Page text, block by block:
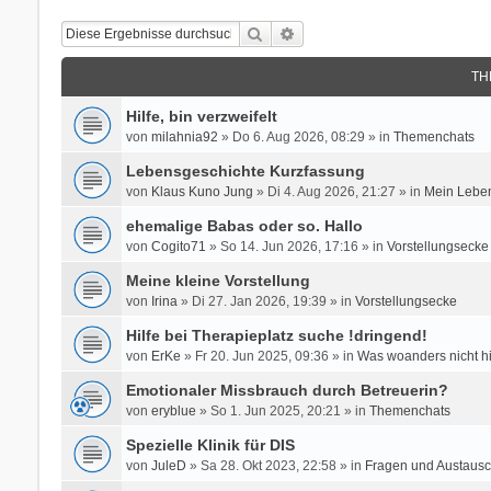
Suche
Hilfe, bin verzweifelt
von milahnia92 » Do 6. Aug 2026, 08:29 » in Themenchats
Lebensgeschichte Kurzfassung
von Klaus Kuno Jung » Di 4. Aug 2026, 21:27 » in Mein
ehemalige Babas oder so. Hallo
von Cogito71 » So 14. Jun 2026, 17:16 » in Vorstellungsecke
Meine kleine Vorstellung
von Irina» Di 27. Jan 2026, 19:39 » in Vorstellungsecke
Hilfe bei Therapieplatz suche !dringend!
von ErKe » Fr 20. Jun 2025, 09:36 » in Was woanders nicht
Emotionaler Missbrauch durch Betreuerin?
von eryblue » So 1. Jun 2025, 20:21 » in Themenchats
Spezielle Klinik für DIS
von JuleD » Sa 28. Okt 2023, 22:58 » in Fragen und